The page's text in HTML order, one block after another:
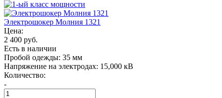
Электрошокер Молния 1321
Цена:
2 400 руб.
Есть в наличии
Пробой одежды: 35 мм
Напряжение на электродах: 15,000 кВ
Количество:
-